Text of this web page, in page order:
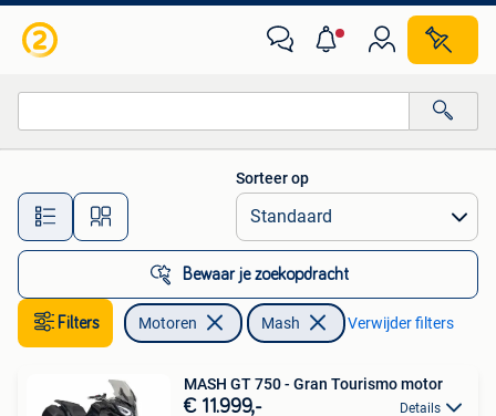
Alle afstanden…
Sorteer op
Bewaar je zoekopdracht
Filters Motoren Mash Verwijder filters
MASH GT 750 - Gran Tourismo motor
€ 11.999,- Details